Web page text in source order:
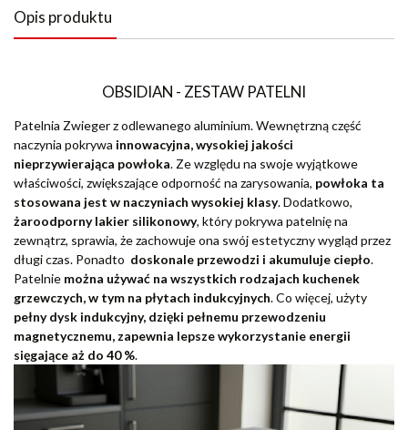
Opis produktu
OBSIDIAN - ZESTAW PATELNI
Patelnia Zwieger z odlewanego aluminium. Wewnętrzną część
naczynia pokrywa innowacyjna, wysokiej jakości
nieprzywierająca powłoka. Ze względu na swoje wyjątkowe
właściwości, zwiększające odporność na zarysowania, powłoka ta
stosowana jest w naczyniach wysokiej klasy. Dodatkowo,
żaroodporny lakier silikonowy, który pokrywa patelnię na
zewnątrz, sprawia, że zachowuje ona swój estetyczny wygląd przez
długi czas. Ponadto doskonale przewodzi i akumuluje ciepło.
Patelnie można używać na wszystkich rodzajach kuchenek
grzewczych, w tym na płytach indukcyjnych. Co więcej, użyty
pełny dysk indukcyjny, dzięki pełnemu przewodzeniu
magnetycznemu, zapewnia lepsze wykorzystanie energii
sięgające aż do 40 %.